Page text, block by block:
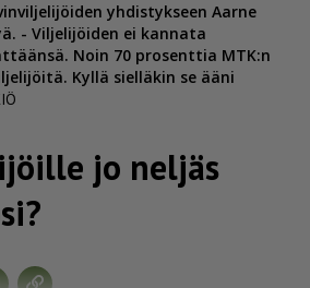
yhdistykseen Aarne
- Viljelijöiden ei kannata
Noin 70 prosenttia MTK:n
Kyllä sielläkin se ääni
jo neljäs